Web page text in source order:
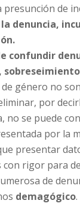
de
denuncia,
confundir
de género no
por
no se puede
por la
presentar
rigor para
de
demagógico.